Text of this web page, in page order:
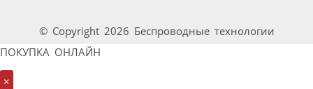
© Copyright 2026 Беспроводные технологии
ПОКУПКА ОНЛАЙН
×